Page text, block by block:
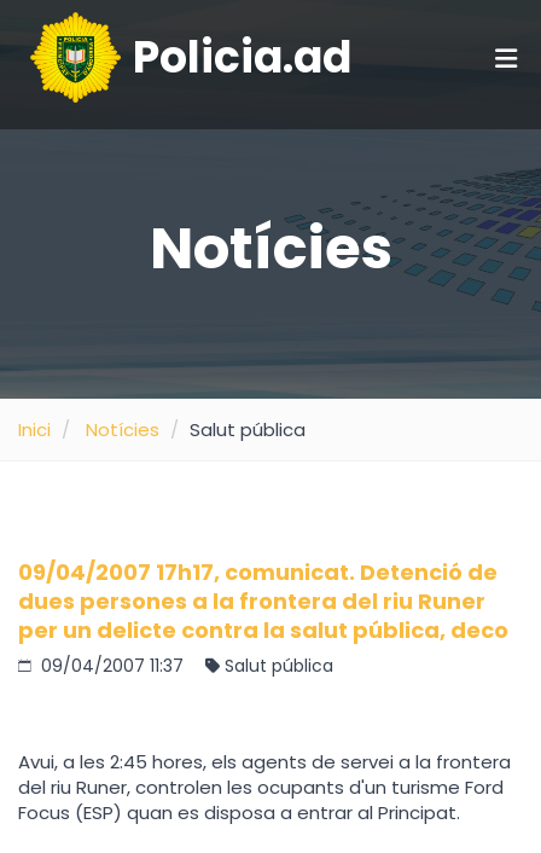
Policia.ad
Notícies
Inici Notícies Salut pública
09/04/2007 17h17, comunicat. Detenció de
dues persones a la frontera del riu Runer
per un delicte contra la salut pública, deco
09/04/2007 11:37 Salut pública
Avui, a les 2:45 hores, els agents de servei a la frontera
del riu Runer, controlen les ocupants d'un turisme Ford
Focus (ESP) quan es disposa a entrar al Principat.